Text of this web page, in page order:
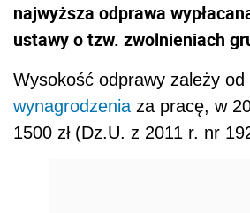
najwyższa odprawa
ustawy o tzw. zwolnieniach
Wysokość odprawy zależy od
wynagrodzenia za pracę, w
1500 zł (Dz.U. z 2011 r. nr